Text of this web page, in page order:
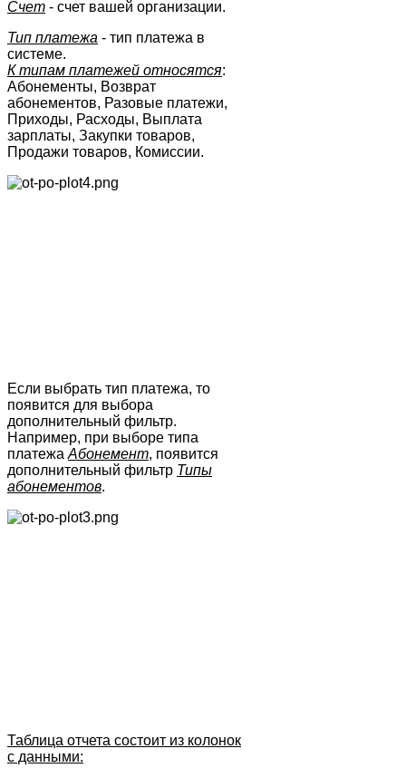
Счет - счет вашей организации.
Тип платежа - тип платежа в
системе.
К типам платежей относятся:
Абонементы, Возврат
абонементов, Разовые платежи,
Приходы, Расходы, Выплата
зарплаты, Закупки товаров,
Продажи товаров, Комиссии.
Если выбрать тип платежа, то
появится для выбора
дополнительный фильтр.
Например, при выборе типа
платежа Абонемент, появится
дополнительный фильтр Типы
абонементов.
Таблица отчета состоит из колонок
с данными: